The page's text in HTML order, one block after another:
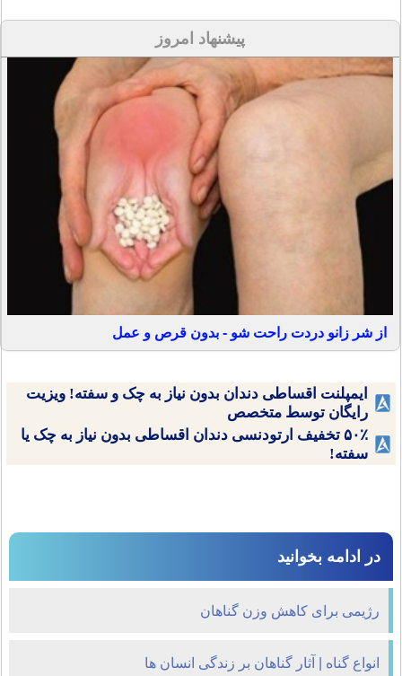
پیشنهاد امروز
از شر زانو دردت راحت شو - بدون قرص و عمل
ایمپلنت اقساطی دندان بدون نیاز به چک و سفته! ویزیت
رایگان توسط متخصص
۵۰٪ تخفیف ارتودنسی دندان اقساطی بدون نیاز به چک یا
سفته!
در ادامه بخوانید
رژیمی برای کاهش وزن گناهان
انواع گناه | آثار گناهان بر زندگی انسان ها